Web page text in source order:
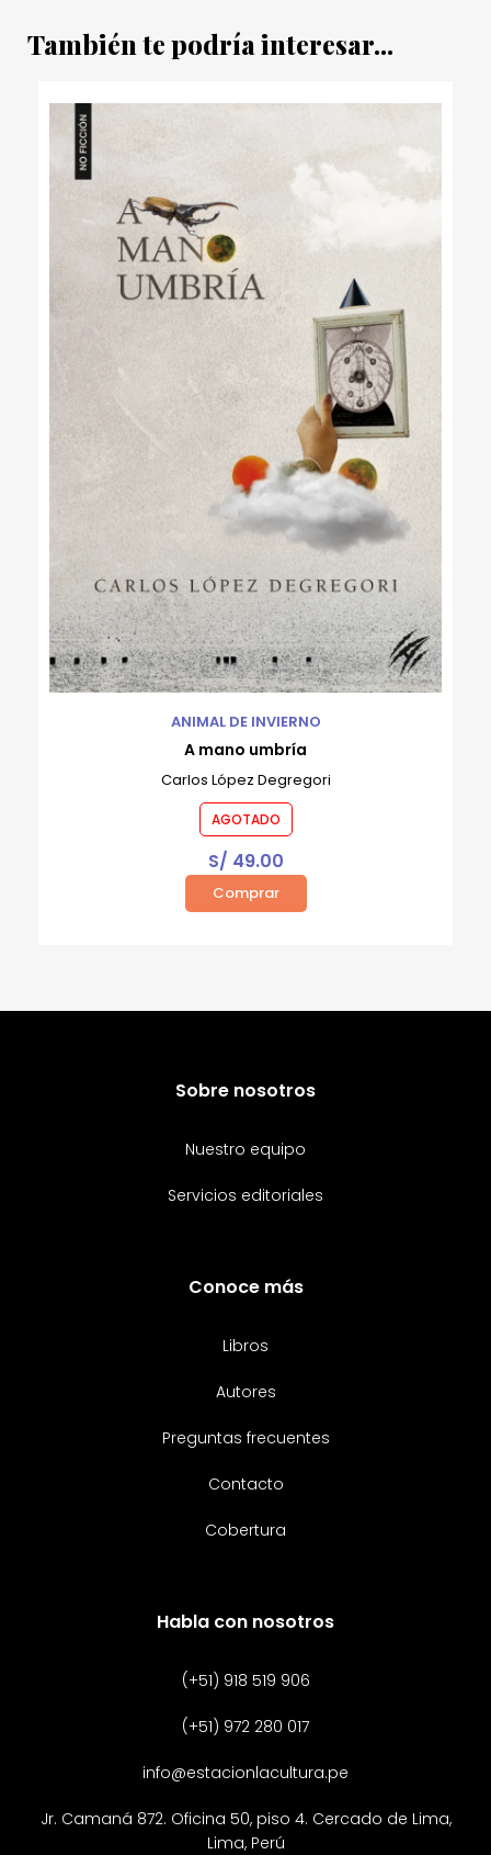
También te podría interesar...
ANIMAL DE INVIERNO
A mano umbría
Carlos López Degregori
AGOTADO
S/ 49.00
Comprar
Sobre nosotros
Nuestro equipo
Servicios editoriales
Conoce más
Libros
Autores
Preguntas frecuentes
Contacto
Cobertura
Habla con nosotros
(+51) 918 519 906
(+51) 972 280 017
info@estacionlacultura.pe
Jr. Camaná 872. Oficina 50, piso 4. Cercado de Lima,
Lima, Perú